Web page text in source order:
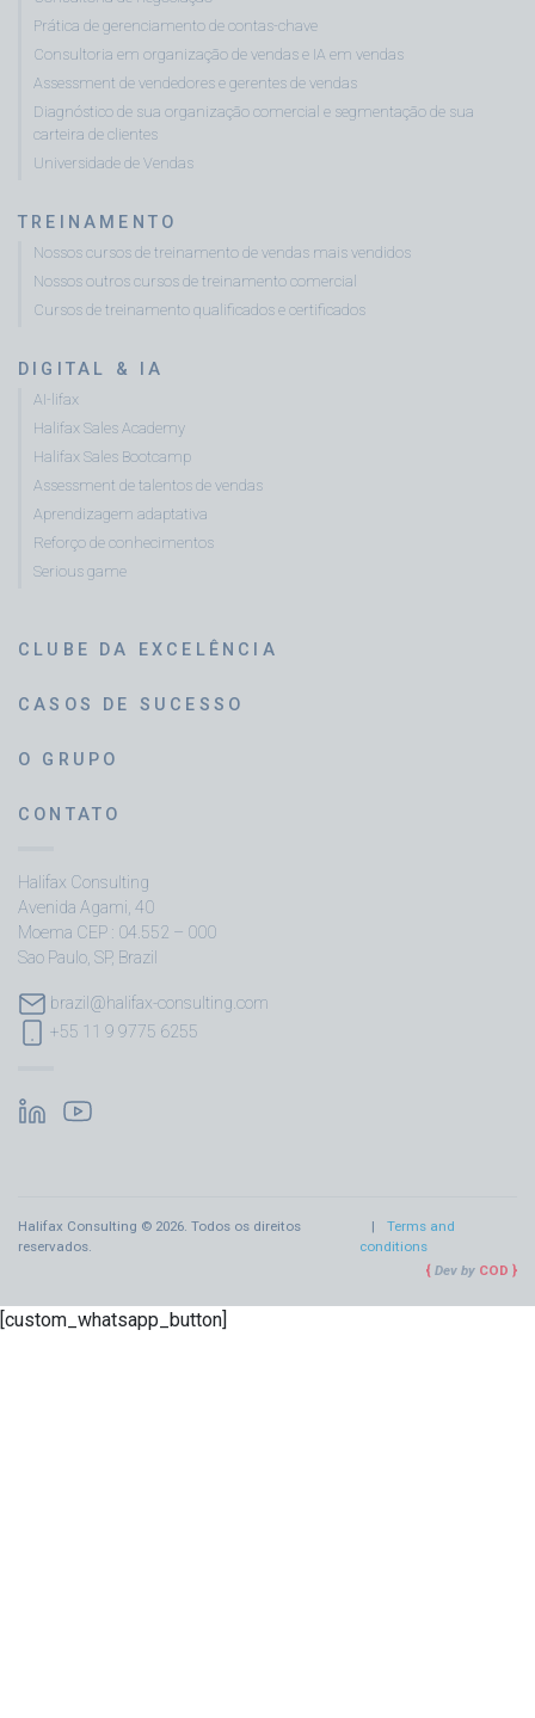
Prática de gerenciamento de contas-chave
Consultoria em organização de vendas e IA em vendas
Assessment de vendedores e gerentes de vendas
Diagnóstico de sua organização comercial e segmentação de sua
carteira de clientes
Universidade de Vendas
TREINAMENTO
Nossos cursos de treinamento de vendas mais vendidos
Nossos outros cursos de treinamento comercial
Cursos de treinamento qualificados e certificados
DIGITAL & IA
AI-lifax
Halifax Sales Academy
Halifax Sales Bootcamp
Assessment de talentos de vendas
Aprendizagem adaptativa
Reforço de conhecimentos
Serious game
CLUBE DA EXCELÊNCIA
CASOS DE SUCESSO
O GRUPO
CONTATO
Halifax Consulting
Avenida Agami, 40
Moema CEP : 04.552 – 000
Sao Paulo, SP, Brazil
brazil@halifax-consulting.com
+55 11 9 9775 6255
Halifax Consulting © 2026. Todos os direitos
reservados.
Terms and
conditions
Dev by COD
[custom_whatsapp_button]